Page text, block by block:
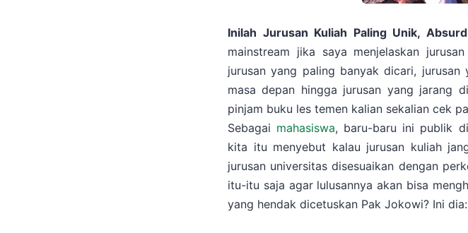
Inilah Jurusan Kuliah Paling Unik,
mainstream jika saya menjelaskan
jurusan yang paling banyak dicari,
masa depan hingga jurusan yang jarang
pinjam buku les temen kalian sekalian cek
Sebagai mahasiswa, baru-baru ini publik
kita itu menyebut kalau jurusan kuliah
jurusan universitas disesuaikan dengan
itu-itu saja agar lulusannya akan bisa
yang hendak dicetuskan Pak Jokowi? Ini dia: